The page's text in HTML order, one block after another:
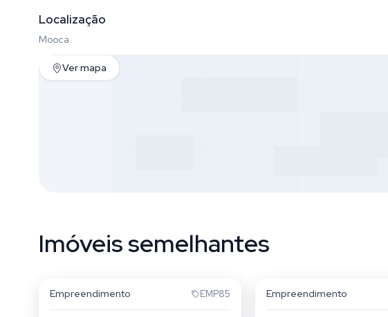
Localização
Mooca
Ver mapa
Imóveis semelhantes
Empreendimento EMP85 Empreendimento